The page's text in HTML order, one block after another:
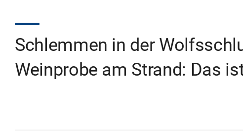
Schlemmen in der
Weinprobe am Strand: Das